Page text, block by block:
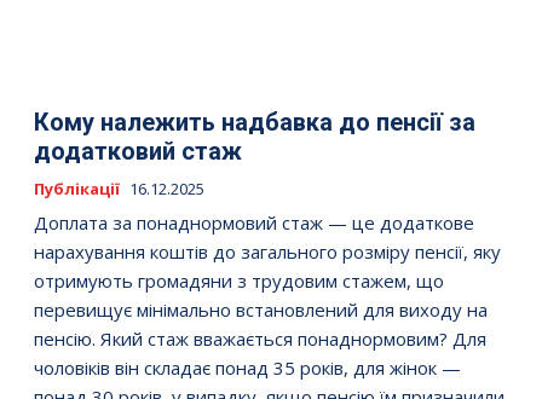
Кому належить надбавка до пенсії за
додатковий стаж
Публікації 16.12.2025
Доплата за понаднормовий стаж — це додаткове
нарахування коштів до загального розміру пенсії, яку
отримують громадяни з трудовим стажем, що
перевищує мінімально встановлений для виходу на
пенсію. Який стаж вважається понаднормовим? Для
чоловіків він складає понад 35 років, для жінок —